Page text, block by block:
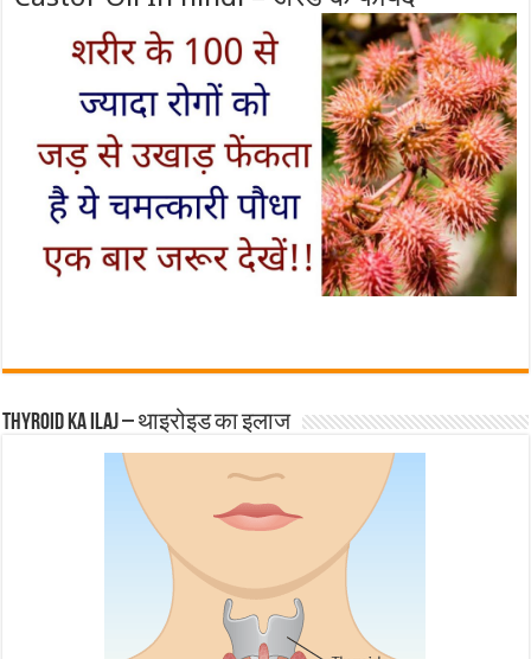
Thyroid ka ilaj – थाइरोइड का इलाज